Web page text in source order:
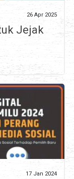
26 Apr 2025
Jejak
17 Jan 2024